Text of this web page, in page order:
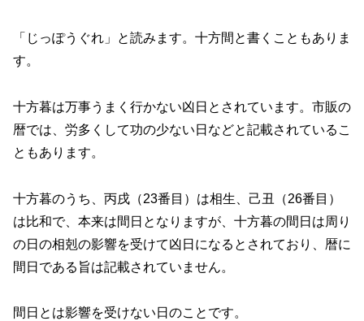
「じっぽうぐれ」と読みます。十方間と書くこともありま
す。
十方暮は万事うまく行かない凶日とされています。市販の
暦では、労多くして功の少ない日などと記載されているこ
ともあります。
十方暮のうち、丙戌（23番目）は相生、己丑（26番目）
は比和で、本来は間日となりますが、十方暮の間日は周り
の日の相剋の影響を受けて凶日になるとされており、暦に
間日である旨は記載されていません。
間日とは影響を受けない日のことです。